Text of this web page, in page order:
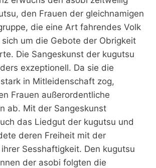
den Frauen der gleichnamigen
die eine Art fahrendes Volk
um die Gebote der Obrigkeit
Die Sangeskunst der kugutsu
exzeptionell. Da sie die
in Mitleidenschaft zog,
Frauen außerordentliche
ab. Mit der Sangeskunst
das Liedgut der kugutsu und
deren Freiheit mit der
Sesshaftigkeit. Den kugutsu
der asobi folgten die